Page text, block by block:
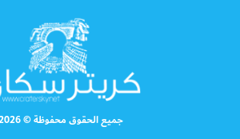
جميع الحقوق محفوظة © 2026